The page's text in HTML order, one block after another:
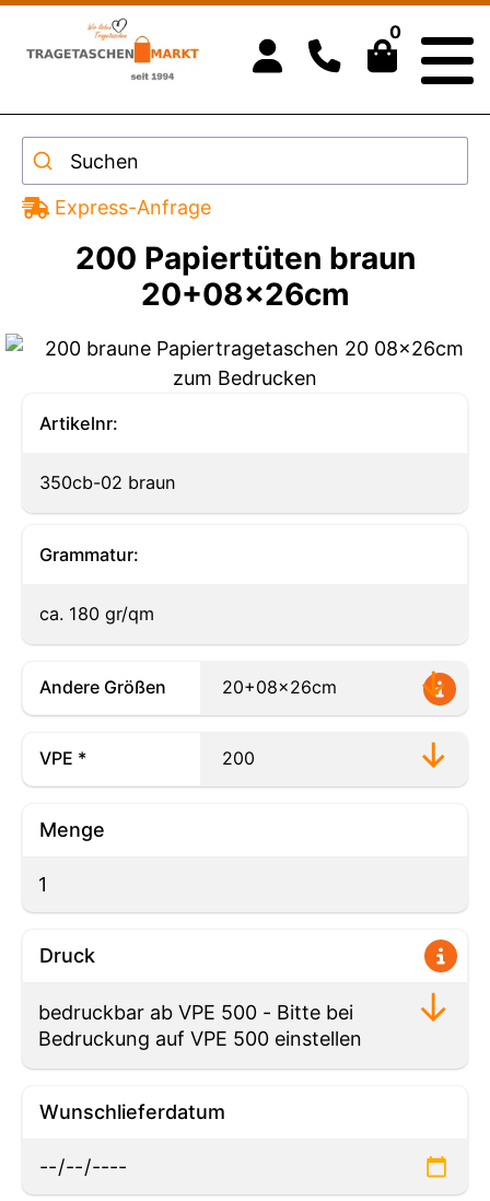
0
Suchen
Express-Anfrage
200 Papiertüten braun
20+08x26cm
Artikelnr:
350cb-02 braun
Grammatur:
ca. 180 gr/qm
Andere Größen
VPE *
Menge
Druck
Wunschlieferdatum